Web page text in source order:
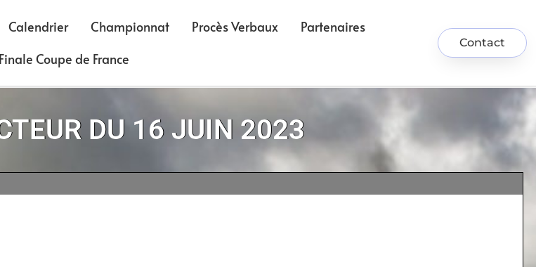
Calendrier Championnat Procès Verbaux
Partenaires
Finale Coupe de France
Contact
DU 16 JUIN 2023